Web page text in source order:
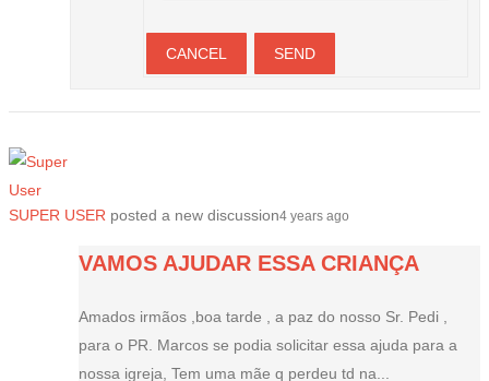
CANCEL SEND
SUPER USER posted a new discussion4 years ago
VAMOS AJUDAR ESSA CRIANÇA
Amados irmãos ,boa tarde , a paz do nosso Sr. Pedi ,
para o PR. Marcos se podia solicitar essa ajuda para a
nossa igreja, Tem uma mãe q perdeu td na...